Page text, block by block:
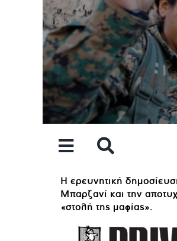
Η ερευνητική
Μπαρζανί και την
«στολή της μαφίας».